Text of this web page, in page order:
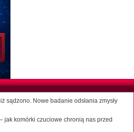
sądzono. Nowe badanie odsłania zmysły
jak komórki czuciowe chronią nas przed